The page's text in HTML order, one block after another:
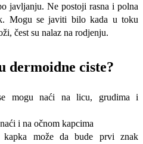
javljanju. Ne postoji rasna i polna
Mogu se javiti bilo kada u toku
čest su nalaz na rodjenju.
dermoidne ciste?
mogu naći na licu, grudima i
i na očnom kapcima
kapka može da bude prvi znak